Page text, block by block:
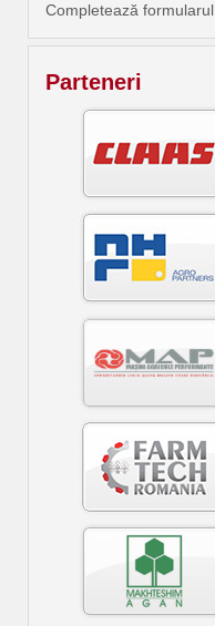
Completează formularul
Parteneri